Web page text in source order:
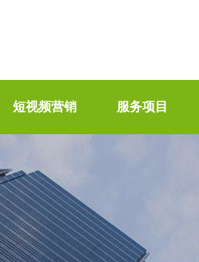
短视频营销 服务项目